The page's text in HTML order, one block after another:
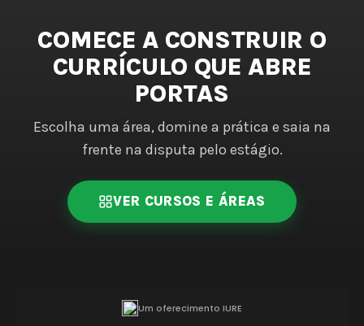
COMECE A CONSTRUIR O
CURRÍCULO QUE ABRE
PORTAS
Escolha uma área, domine a prática e saia na
frente na disputa pelo estágio.
VER CURSOS E ÁREAS